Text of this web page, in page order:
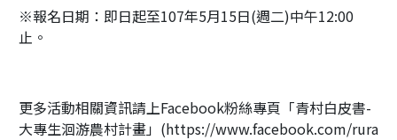
※報名日期：即日起至107年5月15日(週二)中午12:00
止。
更多活動相關資訊請上Facebook粉絲專頁「青村白皮書-
大專生洄游農村計畫」(https://www.facebook.com/rura